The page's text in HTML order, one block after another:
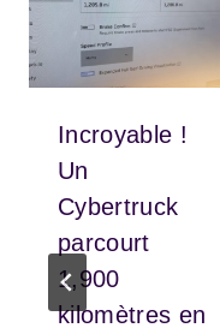
Incroyable !
Un
Cybertruck
parcourt
1,900
kilomètres en